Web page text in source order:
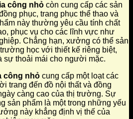
công nhỏ còn cung cấp các sản
phục, trang phục thể thao và
này thường yêu cầu tính chất
phục vụ cho các lĩnh vực như
Chẳng hạn, xưởng có thể sản
học với thiết kế riêng biệt,
sự thoải mái cho người mặc.
công nhỏ cung cấp một loạt các
trang đến đồ nội thất và đồng
càng cao của thị trường. Sự
sản phẩm là một trong những yếu
này khẳng định vị thế của